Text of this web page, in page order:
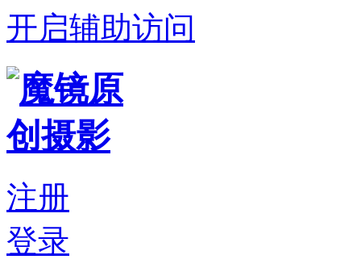
开启辅助访问
注册
登录